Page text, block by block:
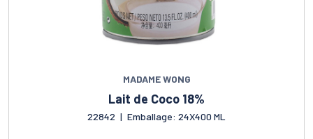
MADAME WONG
Lait de Coco 18%
22842 | Emballage: 24X400 ML